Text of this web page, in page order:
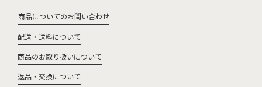
商品についてのお問い合わせ
配送・送料について
商品のお取り扱いについて
返品・交換について